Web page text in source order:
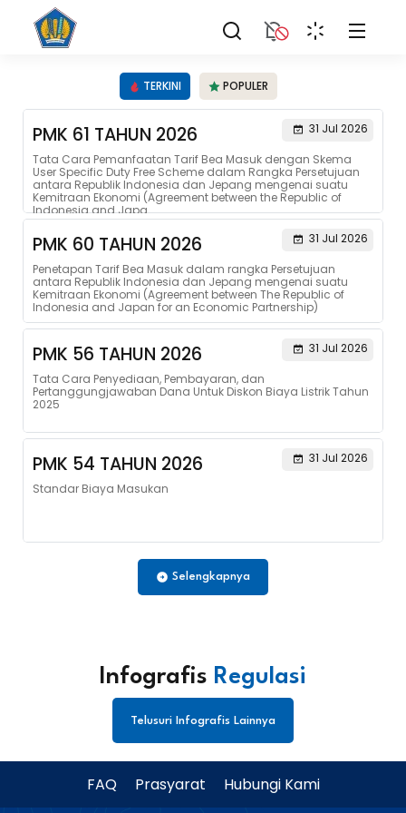
TERKINI POPULER
PMK 61 TAHUN 2026
31 Jul 2026
Tata Cara Pemanfaatan Tarif Bea Masuk dengan Skema
User Specific Duty Free Scheme dalam Rangka Persetujuan
antara Republik Indonesia dan Jepang mengenai suatu
Kemitraan Ekonomi (Agreement between the Republic of
Indonesia and Japa...
PMK 60 TAHUN 2026
31 Jul 2026
Penetapan Tarif Bea Masuk dalam rangka Persetujuan
antara Republik Indonesia dan Jepang mengenai suatu
Kemitraan Ekonomi (Agreement between The Republic of
Indonesia and Japan for an Economic Partnership)
PMK 56 TAHUN 2026
31 Jul 2026
Tata Cara Penyediaan, Pembayaran, dan
Pertanggungjawaban Dana Untuk Diskon Biaya Listrik Tahun
2025
PMK 54 TAHUN 2026
31 Jul 2026
Standar Biaya Masukan
Selengkapnya
Infografis Regulasi
Telusuri Infografis Lainnya
FAQ Prasyarat Hubungi Kami